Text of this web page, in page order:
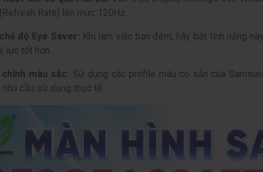
Rate) lên mức 120Hz.
độ Eye Saver: Khi làm việc ban đêm, hãy bật tính năng
lực tốt hơn.
chỉnh màu sắc: Sử dụng các profile màu có sẵn của
cầu sử dụng thực tế.